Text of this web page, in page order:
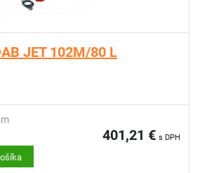
JET 102M/80 L
401,21 € s DPH